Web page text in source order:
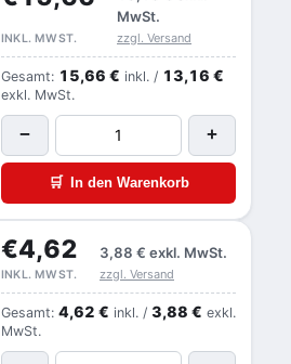
MwSt.
INKL. MWST. zzgl. Versand
Gesamt: 15,66 € inkl. / 13,16 €
exkl. MwSt.
− +
🛒 In den Warenkorb
€4,62 3,88 € exkl. MwSt.
INKL. MWST. zzgl. Versand
Gesamt: 4,62 € inkl. / 3,88 € exkl.
MwSt.